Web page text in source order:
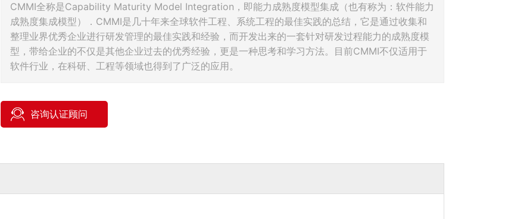
CMMI全称是Capability Maturity Model Integration，即能力成熟度模型集成（也有称为：软件能力
成熟度集成模型）．CMMI是几十年来全球软件工程、系统工程的最佳实践的总结，它是通过收集和
整理业界优秀企业进行研发管理的最佳实践和经验，而开发出来的一套针对研发过程能力的成熟度模
型，带给企业的不仅是其他企业过去的优秀经验，更是一种思考和学习方法。目前CMMI不仅适用于
软件行业，在科研、工程等领域也得到了广泛的应用。
咨询认证顾问